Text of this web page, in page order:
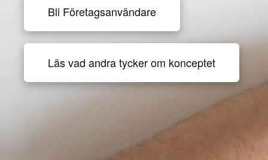
Bli Företagsanvändare
Läs vad andra tycker om konceptet